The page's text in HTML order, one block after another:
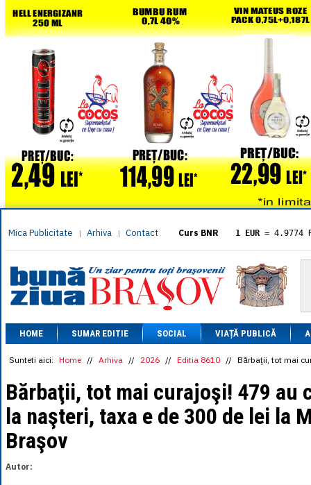
Mica Publicitate | Arhiva | Contact Curs BNR 1 EUR = 4.9774
= 5.8304
1 XAU= 464.4611
1 AED= 1.1933
1 AUD= 2.7957
1 BGN= 2.5449
1 CAD= 3.1559
1 CHF= 5.2813
1 CNY= 0.6015
1 DKK = 0.6668
1 EGP = 0.0860
1 HUF
= 1.2223
1 INR= 0.0513
HOME SUMAR EDITIE SOCIAL VIAȚĂ PUBLICĂ
Sunteti aici: Home // Arhiva // 2026 // Editia 8610 // Bărbaţii, tot mai
Bărbaţii, tot mai curajoşi! 479 au
la naşteri, taxa e de 300 de lei la
Braşov
Autor: